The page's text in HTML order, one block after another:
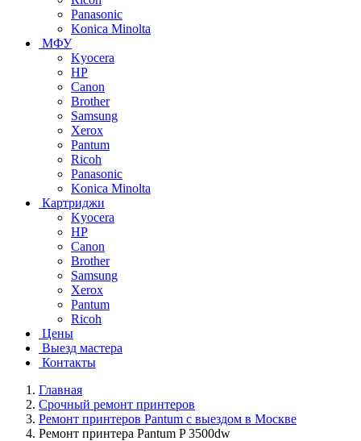
Panasonic
Konica Minolta
МФУ
Kyocera
HP
Canon
Brother
Samsung
Xerox
Pantum
Ricoh
Panasonic
Konica Minolta
Картриджи
Kyocera
HP
Canon
Brother
Samsung
Xerox
Pantum
Ricoh
Цены
Выезд мастера
Контакты
Главная
Срочный ремонт принтеров
Ремонт принтеров Pantum с выездом в Москве
Ремонт принтера Pantum P 3500dw